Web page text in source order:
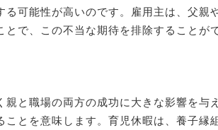
リファーラル
求人情報
可能性が高いのです。雇用主は、父親
で、この不当な期待を排除することが
と職場の両方の成功に大きな影響を
とを意味します。育児休暇は、養子